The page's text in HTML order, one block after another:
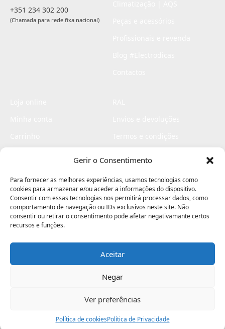
Gerir o Consentimento
Para fornecer as melhores experiências, usamos tecnologias como
cookies para armazenar e/ou aceder a informações do dispositivo.
Consentir com essas tecnologias nos permitirá processar dados, como
comportamento de navegação ou IDs exclusivos neste site. Não
consentir ou retirar o consentimento pode afetar negativamante certos
recursos e funções.
Aceitar
Negar
Ver preferências
Política de cookiesPolítica de Privacidade
+351 234 302 200
(Chamada para rede fixa nacional)
Livro de elogios
Electromaquinas ©2026
contágio - agência criativa
Assistência Ajuda Minha Conta